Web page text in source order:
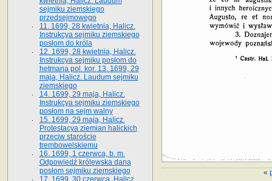
«
sejmiku ziemskiego
przedsejmowego
11. 1699, 28 kwietnia, Halicz.
Instrukcya sejmiku ziemskiego
posłom do króla
12. 1699, 28 kwietnia, Halicz.
Instrukcya sejmiku posłom do
hetmana pol. kor. 13. 1699, 29
maja, Halicz. Laudum sejmiku
ziemskiego
14. 1699, 29 maja, Halicz.
Instrukcya sejmiku ziemskiego
posłom na sejm walny
15. 1699, 29 maja, Halicz.
Protestacya ziemian halickich
przeciw staroście
trembowelskiemu
16. 1699, 1 czerwca, b. m.
Odpowiedź królewska dana
posłom sejmiku ziemskiego
17. 1699, 30 czerwca, Halicz.